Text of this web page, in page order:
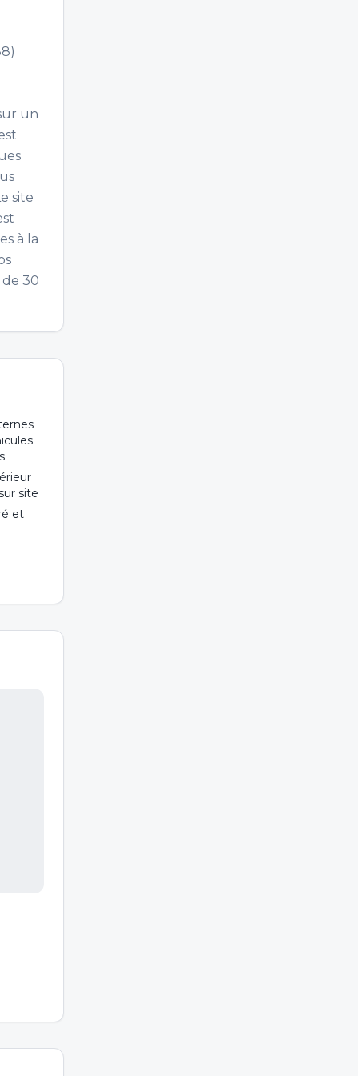
un
site
à la
30
site
et